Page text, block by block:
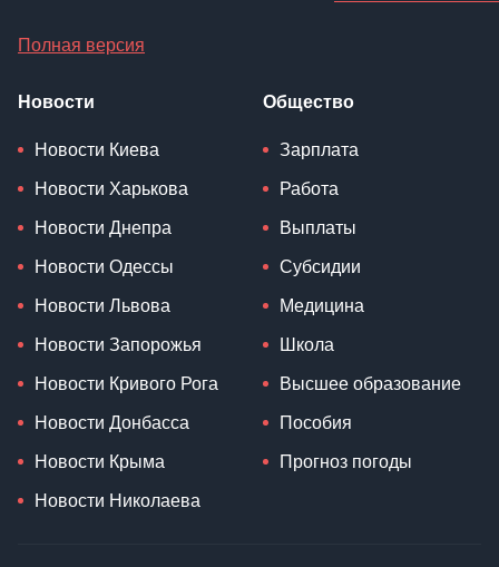
Полная версия
Новости
Новости Киева
Новости Харькова
Новости Днепра
Новости Одессы
Новости Львова
Новости Запорожья
Новости Кривого Рога
Новости Донбасса
Новости Крыма
Новости Николаева
Общество
Зарплата
Работа
Выплаты
Субсидии
Медицина
Школа
Высшее образование
Пособия
Прогноз погоды